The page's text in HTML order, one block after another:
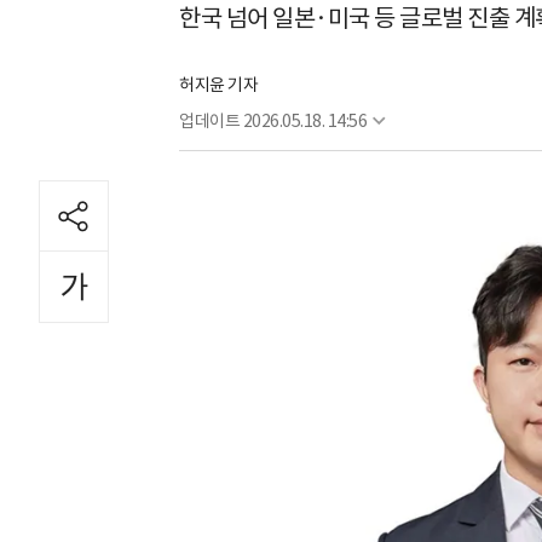
한국 넘어 일본·미국 등 글로벌 진출 계
허지윤 기자
업데이트 2026.05.18. 14:56